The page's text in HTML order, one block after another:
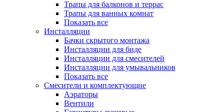
Трапы для балконов и террас
Трапы для ванных комнат
Показать все
Инсталляции
Бачки скрытого монтажа
Инсталляции для биде
Инсталляции для смесителей
Инсталляции для умывальников
Показать все
Смесители и комплектующие
Аэраторы
Вентили